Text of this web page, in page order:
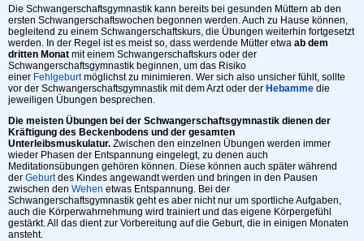
Die Schwangerschaftsgymnastik kann bereits bei gesunden Müttern ab den
ersten Schwangerschaftswochen begonnen werden. Auch zu Hause können,
begleitend zu einem Schwangerschaftskurs, die Übungen weiterhin fortgesetzt
werden. In der Regel ist es meist so, dass werdende Mütter etwa ab dem
dritten Monat mit einem Schwangerschaftskurs oder der
Schwangerschaftsgymnastik beginnen, um das Risiko
einer Fehlgeburtmöglichst zu minimieren. Wer sich also unsicher fühlt, sollte
vor der Schwangerschaftsgymnastik mit dem Arzt oder der Hebamme die
jeweiligen Übungen besprechen.
Die meisten Übungen bei der Schwangerschaftsgymnastik dienen der
Kräftigung des Beckenbodens und der gesamten
Unterleibsmuskulatur. Zwischen den einzelnen Übungen werden immer
wieder Phasen der Entspannung eingelegt, zu denen auch
Meditationsübungen gehören können. Diese können auch später während
der Geburtdes Kindes angewandt werden und bringen in den Pausen
zwischen den Wehen etwas Entspannung. Bei der
Schwangerschaftsgymnastik geht es aber nicht nur um sportliche Aufgaben,
auch die Körperwahrnehmung wird trainiert und das eigene Körpergefühl
gestärkt. All das dient zur Vorbereitung auf die Geburt, die in einigen Monaten
ansteht.